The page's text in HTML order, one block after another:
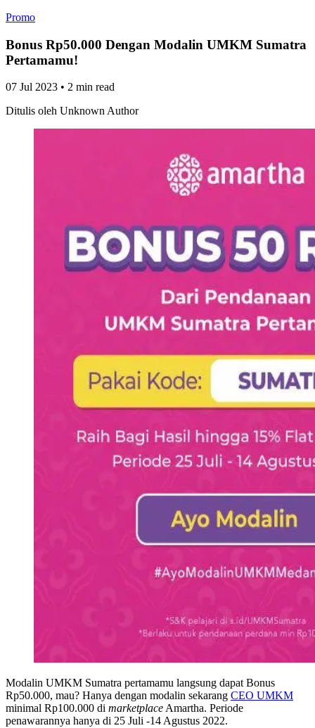
Promo
Bonus Rp50.000 Dengan Modalin UMKM Sumatra
Pertamamu!
07 Jul 2023 • 2 min read
Ditulis oleh Unknown Author
Modalin UMKM Sumatra pertamamu langsung dapat Bonus
Rp50.000, mau? Hanya dengan modalin sekarang CEO UMKM
minimal Rp100.000 di marketplaceAmartha. Periode
penawarannya hanya di 25 Juli -14 Agustus 2022.